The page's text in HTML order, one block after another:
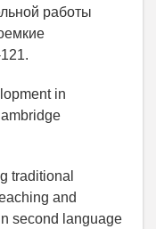
работы
in
traditional
and
second language